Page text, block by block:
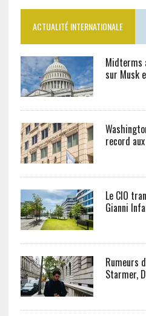
ACTUALITÉ INTERNATIONALE
Midterms
sur Musk
record
Le CIO
Gianni
Rumeurs
Starmer,